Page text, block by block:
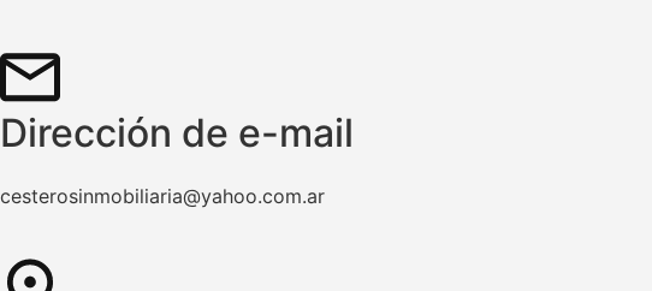
Dirección de e-mail
cesterosinmobiliaria@yahoo.com.ar